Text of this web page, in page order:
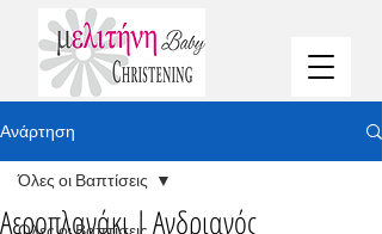
Ανάρτηση
Όλες οι Βαπτίσεις
Αεροπλανάκι | Aνδριανός